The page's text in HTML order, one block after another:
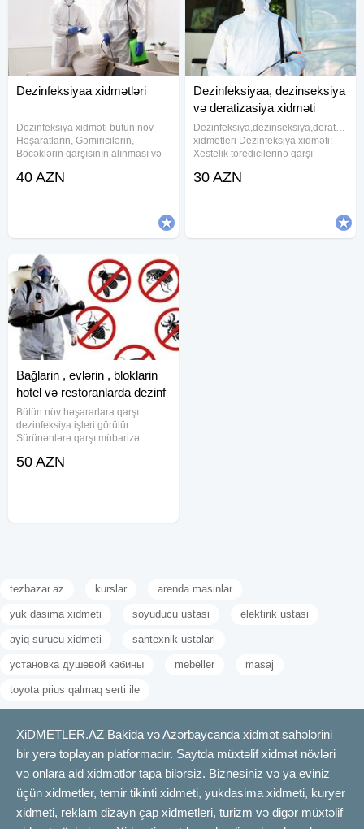
Dezinfeksiyaa xidmətləri
Dezinfeksiya xidməti bütün növ
Həşaratların, Gəmiricilərin,
Böcəklərin qarşısının alınması və
təklif və təşkil edirik. Dezinfeksiya
40 AZN
Dezinfeksiyaa, dezinseksiya
və deratizasiya xidməti
xidmetleri Dezinfeksiya xidməti:
Xestelik töredicilerinə qarşı
xidməti: Qan vasitəsilə yayılan
30 AZN
Bağlarin , evlərin , bloklarin
hotel və restoranlarda dezinf
Bütün növ həşararlara qarşı
dezinfeksiya işleri görülür.
Sürünənlərə qarşı mübarizə
xidmət
50 AZN
tezbazar.az kurslar arenda masinlar
yuk dasima xidmeti soyuducu ustasi elektirik ustasi
ayiq surucu xidmeti santexnik ustalari
установка душевой кабины mebeller masaj
toyota prius qalmaq serti ile
XiDMETLER.AZ Bakida və Azərbaycanda xidmət sahələrini
bir yerə toplayan platformadır. Saytda müxtəlif xidmət növləri
və onlara aid xidmətlər tapa bilərsiz. Biznesiniz və ya eviniz
üçün xidmetler, temir tikinti xidmeti, yukdasima xidmeti, kuryer
xidmeti, reklam dizayn çap xidmetleri, turizm və digər müxtəlif